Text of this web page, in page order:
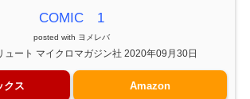
COMIC 1
posted with ヨメレバ
ュート マイクロマガジン社 2020年09月30日
クス Amazon